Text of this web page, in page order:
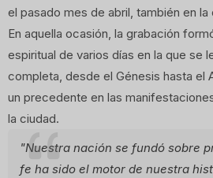
el pasado mes de abril, también en
En aquella ocasión, la grabación
espiritual de varios días en la que se
completa, desde el Génesis hasta el
un precedente en las
la ciudad.
"Nuestra nación se fundó sobre
fe ha sido el motor de nuestra